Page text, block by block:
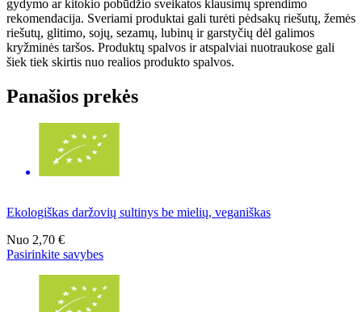
gydymo ar kitokio pobūdžio sveikatos klausimų sprendimo
rekomendacija. Sveriami produktai gali turėti pėdsakų riešutų, žemės
riešutų, glitimo, sojų, sezamų, lubinų ir garstyčių dėl galimos
kryžminės taršos. Produktų spalvos ir atspalviai nuotraukose gali
šiek tiek skirtis nuo realios produkto spalvos.
Panašios prekės
Ekologiškas daržovių sultinys be mielių, veganiškas
Nuo 2,70 €
Pasirinkite savybes